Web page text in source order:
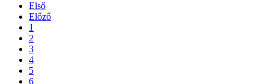
Első
Előző
1
2
3
4
5
6